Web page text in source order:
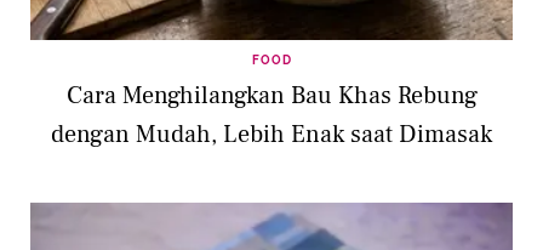
FOOD
Cara Menghilangkan Bau Khas Rebung
dengan Mudah, Lebih Enak saat Dimasak